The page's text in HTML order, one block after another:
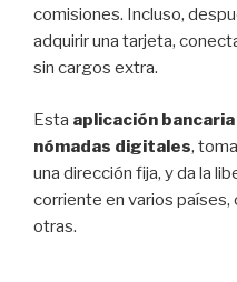
comisiones. Incluso,
adquirir una tarjeta,
sin cargos extra.
Esta aplicación
nómadas digitales,
una dirección fija, y da la
corriente en varios
otras.